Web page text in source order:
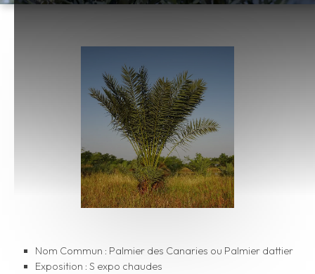
Nom Commun : Palmier des Canaries ou Palmier dattier
Exposition : S expo chaudes